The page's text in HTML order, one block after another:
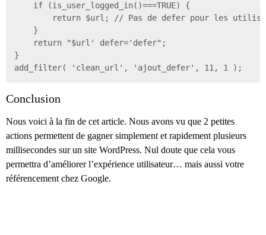
    if (is_user_logged_in()===TRUE) {
return $url; // Pas de defer pour les
    }
    return "$url' defer='defer";
}
add_filter( 'clean_url', 'ajout_defer', 11, 1 );
Conclusion
Nous voici à la fin de cet article. Nous avons vu que 2 petites
actions permettent de gagner simplement et rapidement plusieurs
millisecondes sur un site WordPress. Nul doute que cela vous
permettra d’améliorer l’expérience utilisateur… mais aussi votre
référencement chez Google.